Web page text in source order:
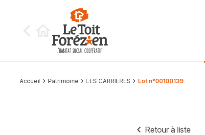
Accueil Patrimoine LES CARRIERES Lot n°00100139
Retour à liste